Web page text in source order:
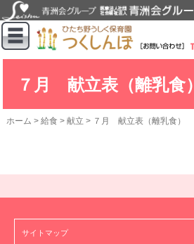
７月 献立表（離乳食）
ホーム >給食 >献立 > ７月 献立表（離乳食）
サイトマップ